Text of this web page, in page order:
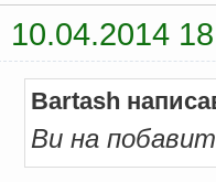
10.04.2014
Bartash
Ви на